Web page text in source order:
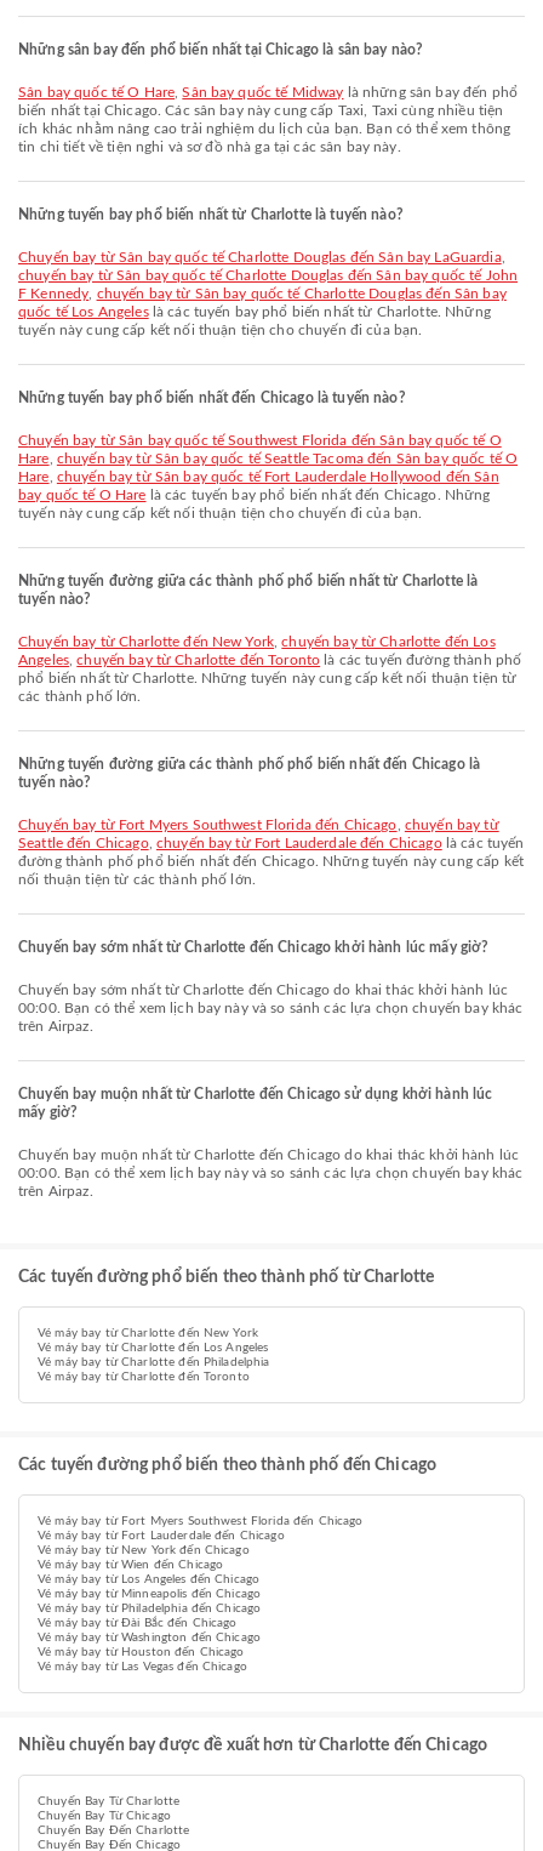
Những sân bay đến phổ biến nhất tại Chicago là sân bay nào?
Sân bay quốc tế O Hare ,Sân bay quốc tế Midway là những sân bay đến phổ
biến nhất tại Chicago. Các sân bay này cung cấp Taxi, Taxi cùng nhiều tiện
ích khác nhằm nâng cao trải nghiệm du lịch của bạn. Bạn có thể xem thông
tin chi tiết về tiện nghi và sơ đồ nhà ga tại các sân bay này.
Những tuyến bay phổ biến nhất từ Charlotte là tuyến nào?
chuyến bay từ Sân bay quốc tế Charlotte Douglas đến Sân bay LaGuardia,
chuyến bay từ Sân bay quốc tế Charlotte Douglas đến Sân bay quốc tế John
F Kennedy chuyến bay từ Sân bay quốc tế Charlotte Douglas đến Sân bay
quốc tế Los Angeleslà các tuyến bay phổ biến nhất từ Charlotte. Những
tuyến này cung cấp kết nối thuận tiện cho chuyến đi của bạn.
Những tuyến bay phổ biến nhất đến Chicago là tuyến nào?
chuyến bay từ Sân bay quốc tế Southwest Florida đến Sân bay quốc tế O
Hare chuyến bay từ Sân bay quốc tế Seattle Tacoma đến Sân bay quốc tế O
Hare chuyến bay từ Sân bay quốc tế Fort Lauderdale Hollywood đến Sân
bay quốc tế O Hare là các tuyến bay phổ biến nhất đến Chicago. Những
tuyến này cung cấp kết nối thuận tiện cho chuyến đi của bạn.
Những tuyến đường giữa các thành phố phổ biến nhất từ Charlotte là
tuyến nào?
chuyến bay từ Charlotte đến New York ,chuyến bay từ Charlotte đến Los
Angeles,chuyến bay từ Charlotte đến Toronto là các tuyến đường thành phố
phổ biến nhất từ Charlotte. Những tuyến này cung cấp kết nối thuận tiện từ
các thành phố lớn.
Những tuyến đường giữa các thành phố phổ biến nhất đến Chicago là
tuyến nào?
chuyến bay từ Fort Myers Southwest Florida đến Chicago chuyến bay từ
Seattle đến Chicago, chuyến bay từ Fort Lauderdale đến Chicagolà các tuyến
đường thành phố phổ biến nhất đến Chicago. Những tuyến này cung cấp kết
nối thuận tiện từ các thành phố lớn.
Chuyến bay sớm nhất từ Charlotte đến Chicago khởi hành lúc mấy giờ?
Chuyến bay sớm nhất từ Charlotte đến Chicago do khai thác khởi hành lúc
00:00. Bạn có thể xem lịch bay này và so sánh các lựa chọn chuyến bay khác
trên Airpaz.
Chuyến bay muộn nhất từ Charlotte đến Chicago sử dụng khởi hành lúc
mấy giờ?
Chuyến bay muộn nhất từ Charlotte đến Chicago do khai thác khởi hành lúc
00:00. Bạn có thể xem lịch bay này và so sánh các lựa chọn chuyến bay khác
trên Airpaz.
Các tuyến đường phổ biến theo thành phố từ Charlotte
Vé máy bay từ Charlotte đến New York
Vé máy bay từ Charlotte đến Los Angeles
Vé máy bay từ Charlotte đến Philadelphia
Vé máy bay từ Charlotte đến Toronto
Các tuyến đường phổ biến theo thành phố đến Chicago
Vé máy bay từ Fort Myers Southwest Florida đến Chicago
Vé máy bay từ Fort Lauderdale đến Chicago
Vé máy bay từ New York đến Chicago
Vé máy bay từ Wien đến Chicago
Vé máy bay từ Los Angeles đến Chicago
Vé máy bay từ Minneapolis đến Chicago
Vé máy bay từ Philadelphia đến Chicago
Vé máy bay từ Đài Bắc đến Chicago
Vé máy bay từ Washington đến Chicago
Vé máy bay từ Houston đến Chicago
Vé máy bay từ Las Vegas đến Chicago
Nhiều chuyến bay được đề xuất hơn từ Charlotte đến Chicago
Chuyến Bay Từ Charlotte
Chuyến Bay Từ Chicago
Chuyến Bay Đến Charlotte
Chuyến Bay Đến Chicago